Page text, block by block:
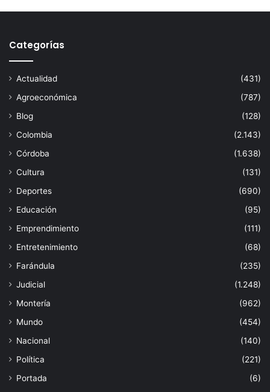
Categorías
Actualidad
(431)
Agroeconómica
(787)
Blog
(128)
Colombia
(2.143)
Córdoba
(1.638)
Cultura
(131)
Deportes
(690)
Educación
(95)
Emprendimiento
(111)
Entretenimiento
(68)
Farándula
(235)
Judicial
(1.248)
Montería
(962)
Mundo
(454)
Nacional
(140)
Política
(221)
Portada
(6)